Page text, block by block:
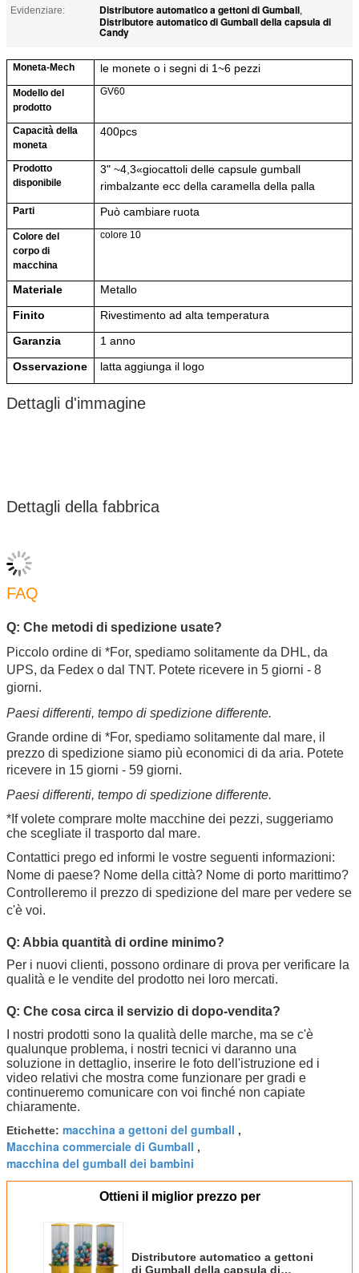
Evidenziare: Distributore automatico a gettoni di Gumball,
Distributore automatico di Gumball della capsula di
Candy
Moneta-Mech le monete o i segni di 1~6 pezzi
Modello del
prodotto
GV60
Capacità della
moneta
400pcs
Prodotto
disponibile
3" ~4,3«giocattoli delle capsule gumball
rimbalzante ecc della caramella della palla
Parti Può cambiare ruota
Colore del
corpo di
macchina
colore 10
Materiale
Metallo
Finito
Rivestimento ad alta temperatura
Garanzia
1 anno
Osservazione
latta aggiunga il logo
Dettagli d'immagine
Dettagli della fabbrica
FAQ
Q: Che metodi di spedizione usate?
Piccolo ordine di *For, spediamo solitamente da DHL, da
UPS, da Fedex o dal TNT. Potete ricevere in 5 giorni - 8
giorni.
Paesi differenti, tempo di spedizione differente.
Grande ordine di *For, spediamo solitamente dal mare, il
prezzo di spedizione siamo più economici di da aria. Potete
ricevere in 15 giorni - 59 giorni.
Paesi differenti, tempo di spedizione differente.
*If volete comprare molte macchine dei pezzi, suggeriamo
che scegliate il trasporto dal mare.
Contattici prego ed informi le vostre seguenti informazioni:
Nome di paese? Nome della città? Nome di porto marittimo?
Controlleremo il prezzo di spedizione del mare per vedere se
c'è voi.
Q: Abbia quantità di ordine minimo?
Per i nuovi clienti, possono ordinare di prova per verificare la
qualità e le vendite del prodotto nei loro mercati.
Q: Che cosa circa il servizio di dopo-vendita?
I nostri prodotti sono la qualità delle marche, ma se c'è
qualunque problema, i nostri tecnici vi daranno una
soluzione in dettaglio, inserire le foto dell'istruzione ed i
video relativi che mostra come funzionare per gradi e
continueremo comunicare con voi finché non capiate
chiaramente.
Etichette: macchina a gettoni del gumball ,
Macchina commerciale di Gumball ,
macchina del gumball dei bambini
Ottieni il miglior prezzo per
Distributore automatico a gettoni
di Gumball della capsula di